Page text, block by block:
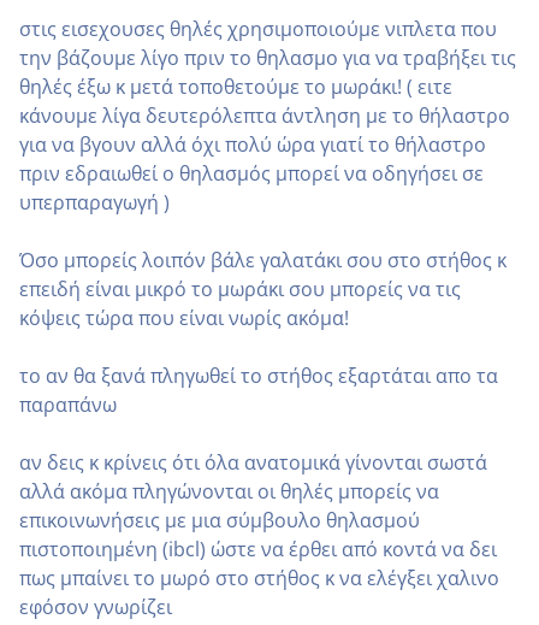
στις εισεχουσες θηλές χρησιμοποιούμε νιπλετα που
την βάζουμε λίγο πριν το θηλασμο για να τραβήξει τις
θηλές έξω κ μετά τοποθετούμε το μωράκι! ( ειτε
κάνουμε λίγα δευτερόλεπτα άντληση με το θήλαστρο
για να βγουν αλλά όχι πολύ ώρα γιατί το θήλαστρο
πριν εδραιωθεί ο θηλασμός μπορεί να οδηγήσει σε
υπερπαραγωγή )
Όσο μπορείς λοιπόν βάλε γαλατάκι σου στο στήθος κ
επειδή είναι μικρό το μωράκι σου μπορείς να τις
κόψεις τώρα που είναι νωρίς ακόμα!
το αν θα ξανά πληγωθεί το στήθος εξαρτάται απο τα
παραπάνω
αν δεις κ κρίνεις ότι όλα ανατομικά γίνονται σωστά
αλλά ακόμα πληγώνονται οι θηλές μπορείς να
επικοινωνήσεις με μια σύμβουλο θηλασμού
πιστοποιημένη (ibcl) ώστε να έρθει από κοντά να δει
πως μπαίνει το μωρό στο στήθος κ να ελέγξει χαλινο
εφόσον γνωρίζει